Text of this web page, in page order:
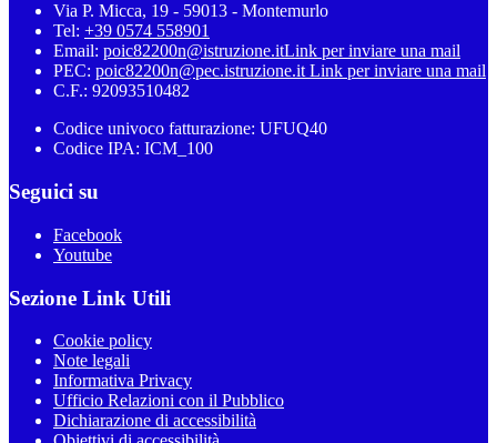
Via P. Micca, 19 - 59013 - Montemurlo
Tel: +39 0574 558901
Email: poic82200n@istruzione.itLink per inviare una mail
PEC: poic82200n@pec.istruzione.it Link per inviare una mail
C.F.: 92093510482
Codice univoco fatturazione: UFUQ40
Codice IPA: ICM_100
Seguici su
Facebook
Youtube
Sezione Link Utili
Cookie policy
Note legali
Informativa Privacy
Ufficio Relazioni con il Pubblico
Dichiarazione di accessibilità